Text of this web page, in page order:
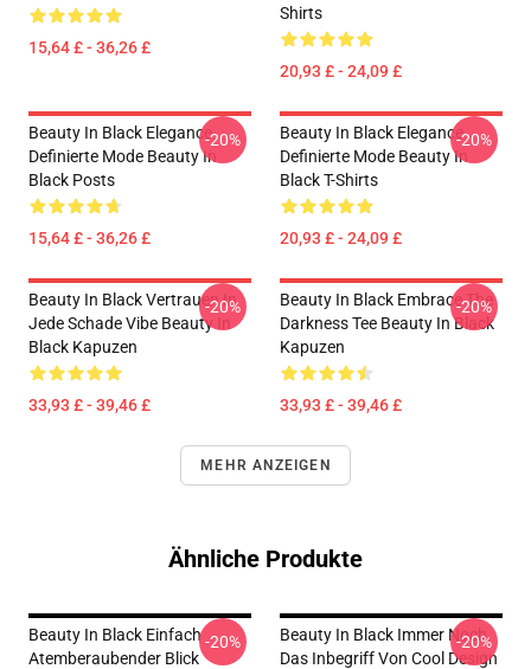
15,64 £ - 36,26 £
Shirts
20,93 £ - 24,09 £
Beauty In Black Elegance
Definierte Mode Beauty In
Black Posts
15,64 £ - 36,26 £
-20%
Beauty In Black Elegance
Definierte Mode Beauty In
Black T-Shirts
20,93 £ - 24,09 £
-20%
Beauty In Black Vertrauen In
Jede Schade Vibe Beauty In
Black Kapuzen
33,93 £ - 39,46 £
-20%
Beauty In Black Embrace The
Darkness Tee Beauty In Black
Kapuzen
33,93 £ - 39,46 £
-20%
MEHR ANZEIGEN
Ähnliche Produkte
Beauty In Black Einfach
Atemberaubender Blick
-20%
Beauty In Black Immer Noch
Das Inbegriff Von Cool Design
-20%